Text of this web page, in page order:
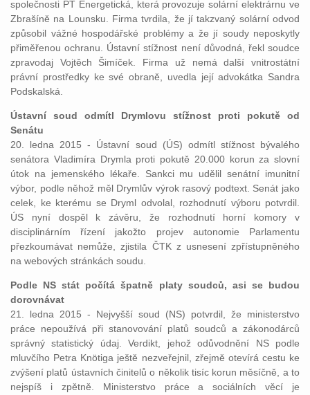
společnosti PT Energetická, která provozuje solární elektrárnu ve
Zbrašíně na Lounsku. Firma tvrdila, že jí takzvaný solární odvod
způsobil vážné hospodářské problémy a že jí soudy neposkytly
přiměřenou ochranu. Ústavní stížnost není důvodná, řekl soudce
zpravodaj Vojtěch Šimíček. Firma už nemá další vnitrostátní
právní prostředky ke své obraně, uvedla její advokátka Sandra
Podskalská.
Ústavní soud odmítl Drymlovu stížnost proti pokutě od
Senátu
20. ledna 2015 - Ústavní soud (ÚS) odmítl stížnost bývalého
senátora Vladimíra Drymla proti pokutě 20.000 korun za slovní
útok na jemenského lékaře. Sankci mu udělil senátní imunitní
výbor, podle něhož měl Drymlův výrok rasový podtext. Senát jako
celek, ke kterému se Dryml odvolal, rozhodnutí výboru potvrdil.
ÚS nyní dospěl k závěru, že rozhodnutí horní komory v
disciplinárním řízení jakožto projev autonomie Parlamentu
přezkoumávat nemůže, zjistila ČTK z usnesení zpřístupněného
na webových stránkách soudu.
Podle NS stát počítá špatně platy soudců, asi se budou
dorovnávat
21. ledna 2015 - Nejvyšší soud (NS) potvrdil, že ministerstvo
práce nepoužívá při stanovování platů soudců a zákonodárců
správný statistický údaj. Verdikt, jehož odůvodnění NS podle
mluvčího Petra Knötiga ještě nezveřejnil, zřejmě otevírá cestu ke
zvýšení platů ústavních činitelů o několik tisíc korun měsíčně, a to
nejspíš i zpětně. Ministerstvo práce a sociálních věcí je